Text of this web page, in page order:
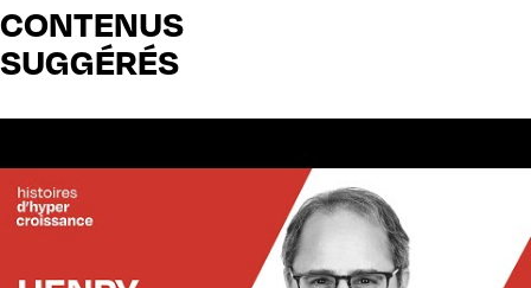
CONTENUS
SUGGÉRÉS